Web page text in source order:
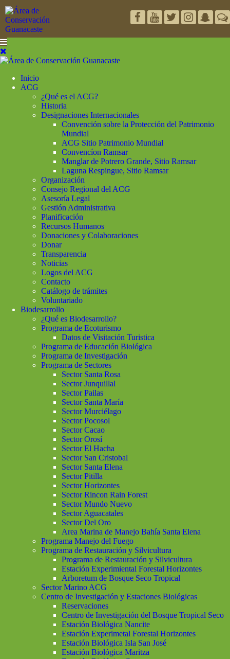
Inicio
ACG
¿Qué es el ACG?
Historia
Designaciones Internacionales
Convención sobre la Protección del Patrimonio
Mundial
ACG Sitio Patrimonio Mundial
Convencíon Ramsar
Manglar de Potrero Grande, Sitio Ramsar
Laguna Respingue, Sitio Ramsar
Organización
Consejo Regional del ACG
Asesoría Legal
Gestión Administrativa
Planificación
Recursos Humanos
Donaciones y Colaboraciones
Donar
Transparencia
Noticias
Logos del ACG
Contacto
Catálogo de trámites
Voluntariado
Biodesarrollo
¿Qué es Biodesarrollo?
Programa de Ecoturismo
Datos de Visitación Turistica
Programa de Educación Biológica
Programa de Investigación
Programa de Sectores
Sector Santa Rosa
Sector Junquillal
Sector Pailas
Sector Santa María
Sector Murciélago
Sector Pocosol
Sector Cacao
Sector Orosí
Sector El Hacha
Sector San Cristobal
Sector Santa Elena
Sector Pitilla
Sector Horizontes
Sector Rincon Rain Forest
Sector Mundo Nuevo
Sector Aguacatales
Sector Del Oro
Area Marina de Manejo Bahía Santa Elena
Programa Manejo del Fuego
Programa de Restauración y Silvicultura
Programa de Restauración y Silvicultura
Estación Experimiental Forestal Horizontes
Arboretum de Bosque Seco Tropical
Sector Marino ACG
Centro de Investigación y Estaciones Biológicas
Reservaciones
Centro de Investigación del Bosque Tropical Seco
Estación Biológica Nancite
Estación Experimetal Forestal Horizontes
Estación Biológica Isla San José
Estación Biológica Maritza